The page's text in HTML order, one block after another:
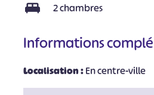
2 chambres
Informations
Localisation :En centre-ville